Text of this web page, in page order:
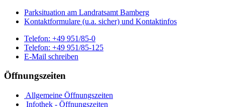
Parksituation am Landratsamt Bamberg
Kontaktformulare (u.a. sicher) und Kontaktinfos
Telefon: +49 951/85-0
Telefon: +49 951/85-125
E-Mail schreiben
Öffnungszeiten
Allgemeine Öffnungszeiten
Infothek - Öffnungszeiten